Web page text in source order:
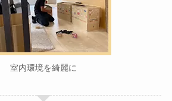
室内環境を綺麗に